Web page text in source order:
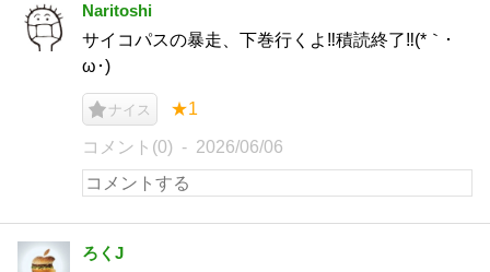
Naritoshi
サイコパスの暴走、下巻行くよ‼️積読終了‼️(*｀･
ω･)ゞ
ナイス ★1
コメント(0) 2026/06/06
ろくJ